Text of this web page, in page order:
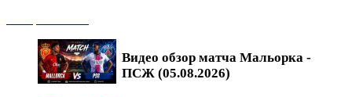
Видео обзор матча Мальорка -
ПСЖ (05.08.2026)